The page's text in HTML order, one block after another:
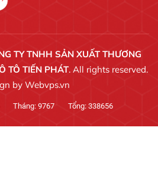
TY TNHH SẢN XUẤT THƯƠNG
TÔ TIẾN PHÁT. All rights reserved.
by Webvps.vn
Tháng: 9767 Tổng: 338656